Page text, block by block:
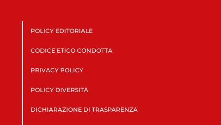
POLICY EDITORIALE
CODICE ETICO CONDOTTA
PRIVACY POLICY
POLICY DIVERSITÀ
DICHIARAZIONE DI TRASPARENZA